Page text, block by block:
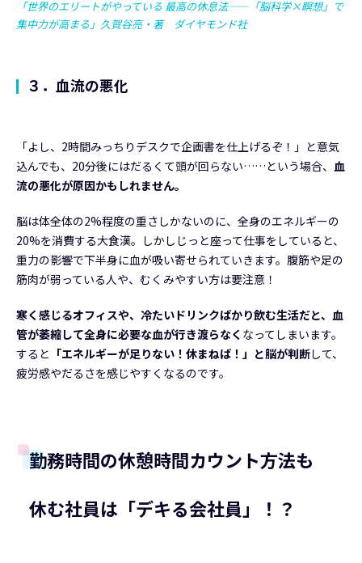
「世界のエリートがやっている 最高の休息法――「脳科学×瞑想」で
集中力が高まる」久賀谷亮・著 ダイヤモンド社
３．血流の悪化
「よし、2時間みっちりデスクで企画書を仕上げるぞ！」と意気
込んでも、20分後にはだるくて頭が回らない……という場合、 血
流の悪化が原因かもしれません。
脳は体全体の2%程度の重さしかないのに、全身のエネルギーの
20%を消費する大食漢。しかしじっと座って仕事をしていると、
重力の影響で下半身に血が吸い寄せられていきます。腹筋や足の
筋肉が弱っている人や、むくみやすい方は要注意！
寒く感じるオフィスや、冷たいドリンクばかり飲む生活だと、血
管が萎縮して全身に必要な血が行き渡らなく なってしまいます。
すると 「エネルギーが足りない！休まねば！」と脳が判断して、
疲労感やだるさを感じやすくなるのです。
休む社員は「デキる会社員」！？
勤務時間の休憩時間カウント方法も